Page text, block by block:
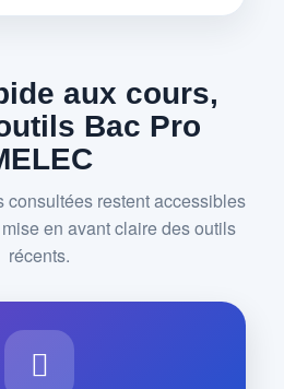
aux cours,
Bac Pro
consultées restent accessibles
en avant claire des outils
récents.